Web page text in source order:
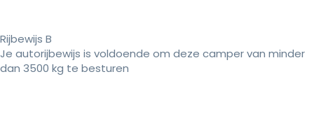
Rijbewijs B
Je autorijbewijs is voldoende om deze camper van minder
dan 3500 kg te besturen